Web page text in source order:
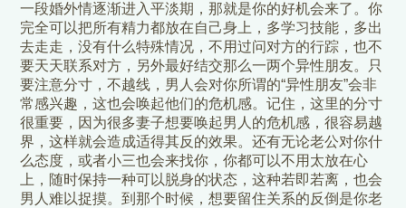
一段婚外情逐渐进入平淡期，那就是你的好机会来了。你
完全可以把所有精力都放在自己身上，多学习技能，多出
去走走，没有什么特殊情况，不用过问对方的行踪，也不
要天天联系对方，另外最好结交那么一两个异性朋友。只
要注意分寸，不越线，男人会对你所谓的“异性朋友”会非
常感兴趣，这也会唤起他们的危机感。记住，这里的分寸
很重要，因为很多妻子想要唤起男人的危机感，很容易越
界，这样就会造成适得其反的效果。还有无论老公对你什
么态度，或者小三也会来找你，你都可以不用太放在心
上，随时保持一种可以脱身的状态，这种若即若离，也会
男人难以捉摸。到那个时候，想要留住关系的反倒是你老